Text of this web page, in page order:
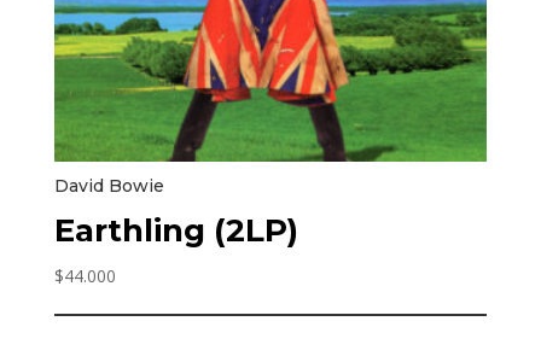
David Bowie
Earthling (2LP)
$44.000